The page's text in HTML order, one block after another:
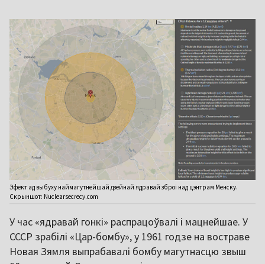
Эфект ад выбуху наймагутнейшай дзейнай ядравай зброі над цэнтрам Менску.
Скрыншот: Nuclearsecrecy.com
У час «ядравай гонкі» распрацоўвалі і мацнейшае. У
СССР зрабілі «Цар-бомбу», у 1961 годзе на востраве
Новая Зямля выпрабавалі бомбу магутнасцю звыш